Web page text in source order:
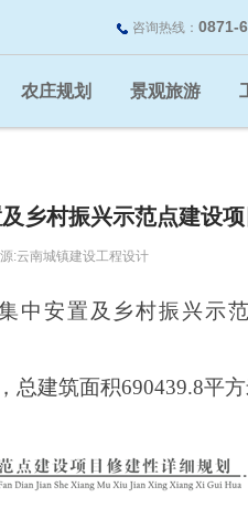
咨询热线： 0871-
农庄规划 景观旅游
乡村振兴示范点建设
:云南城镇建设工程设计
中安置及乡村振兴示
总建筑面积690439.8平方